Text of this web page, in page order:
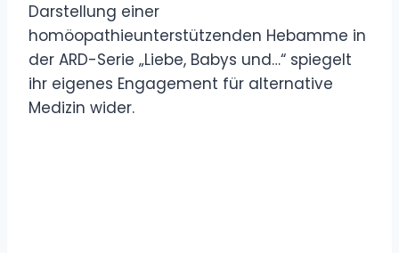
Darstellung einer
homöopathieunterstützenden Hebamme in
der ARD-Serie „Liebe, Babys und…“ spiegelt
ihr eigenes Engagement für alternative
Medizin wider.